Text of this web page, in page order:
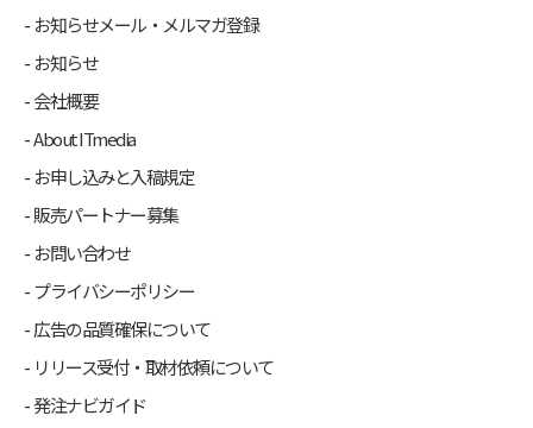
お知らせメール・メルマガ登録
お知らせ
会社概要
About ITmedia
お申し込みと入稿規定
販売パートナー募集
お問い合わせ
プライバシーポリシー
広告の品質確保について
リリース受付・取材依頼について
発注ナビガイド